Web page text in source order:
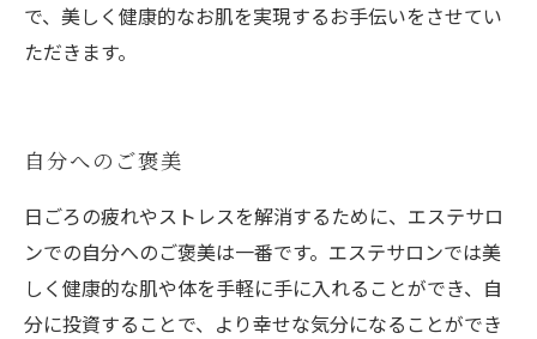
で、美しく健康的なお肌を実現するお手伝いをさせてい
ただきます。
自分へのご褒美
日ごろの疲れやストレスを解消するために、エステサロ
ンでの自分へのご褒美は一番です。エステサロンでは美
しく健康的な肌や体を手軽に手に入れることができ、自
分に投資することで、より幸せな気分になることができ